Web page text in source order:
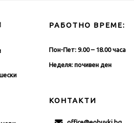
РАБОТНО ВРЕМЕ:
Пон-Пет: 9.00 – 18.00 часа
Неделя: почивен ден
КОНТАКТИ